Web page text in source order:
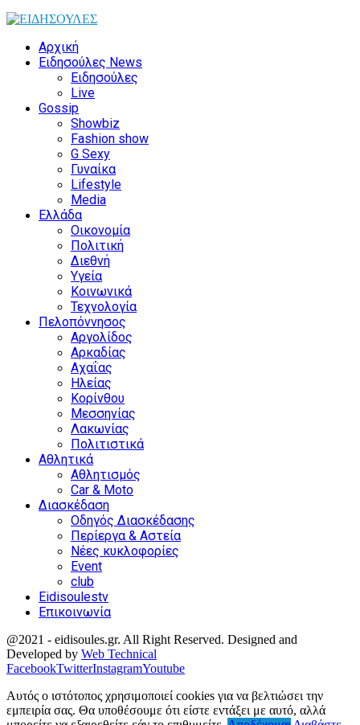
Αρχική
Ειδησούλες News
Ειδησούλες
Live
Gossip
Showbiz
Fashion show
G Sexy
Γυναίκα
Lifestyle
Media
Ελλάδα
Οικονομία
Πολιτική
Διεθνή
Υγεία
Κοινωνικά
Τεχνολογία
Πελοπόννησος
Αργολίδος
Αρκαδίας
Αχαΐας
Ηλείας
Κορίνθου
Μεσσηνίας
Λακωνίας
Πολιτιστικά
Αθλητικά
Αθλητισμός
Car & Moto
Διασκέδαση
Οδηγός Διασκέδασης
Περίεργα & Αστεία
Νέες κυκλοφορίες
Event
club
Eidisoulestv
Επικοινωνία
@2021 - eidisoules.gr. All Right Reserved. Designed and
Developed by Web Technical
FacebookTwitterInstagramYoutube
Αυτός ο ιστότοπος χρησιμοποιεί cookies για να βελτιώσει την
εμπειρία σας. Θα υποθέσουμε ότι είστε εντάξει με αυτό, αλλά